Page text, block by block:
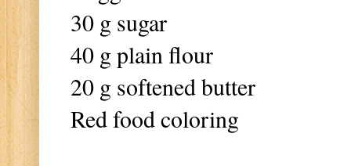
30 g sugar
40 g plain flour
20 g softened butter
Red food coloring